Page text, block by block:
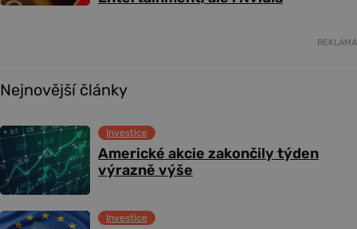
REKLAMA
Nejnovější články
Americké akcie zakončily týden
výrazně výše
Investice
Investice